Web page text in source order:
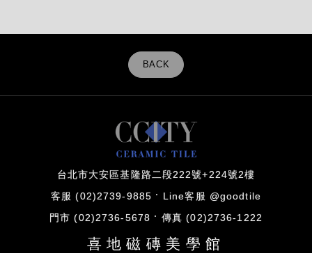
BACK
台北市大安區基隆路二段222號+224號2樓
客服 (02)2739-9885 Line客服 @goodtile
門市 (02)2736-5678 傳真 (02)2736-1222
喜地磁磚美學館